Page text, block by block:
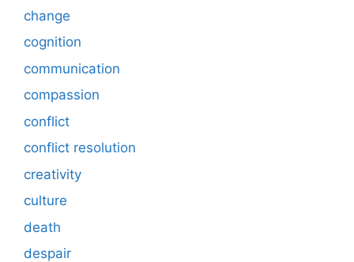
change
cognition
communication
compassion
conflict
conflict resolution
creativity
culture
death
despair